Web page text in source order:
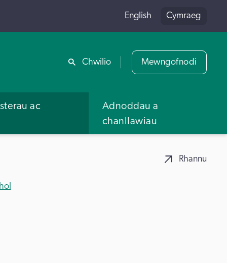
Rhannu
English Cymraeg
Chwilio Mewngofnodi
ac
Adnoddau a
chanllawiau
Rhannu